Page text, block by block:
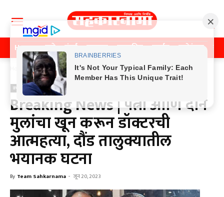
Home पुणे मुंबई महाराष्ट्र राजकीय क्राईम मनोरंजन
क्राईम
क्राईम
Breaking News | पत्नी आणि दोन
मुलांचा खून करून डॉक्टरची
आत्महत्या, दौंड तालुक्यातील
भयानक घटना
By Team Sahkarnama - जून 20, 2023